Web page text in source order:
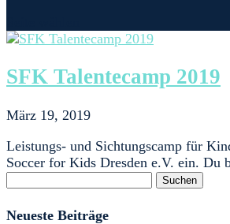
SFK Talentecamp 2019
März 19, 2019
Leistungs- und Sichtungscamp für
Soccer for Kids Dresden e.V. ein. Du
Suchen
Neueste Beiträge